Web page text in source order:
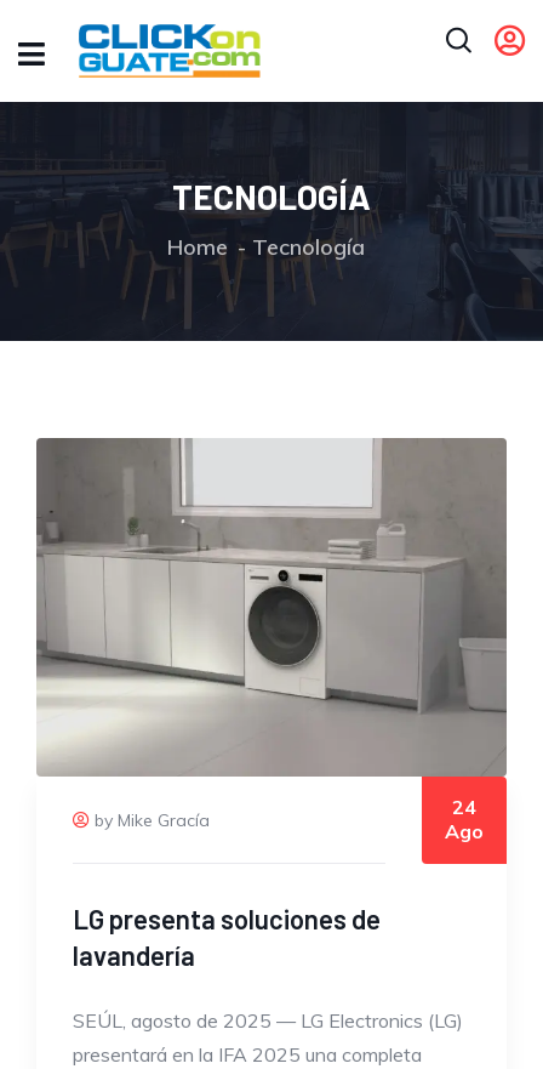
TECNOLOGÍA
Home Tecnología
by Mike Gracía
24
Ago
LG presenta soluciones de
lavandería
SEÚL, agosto de 2025 — LG Electronics (LG)
presentará en la IFA 2025 una completa